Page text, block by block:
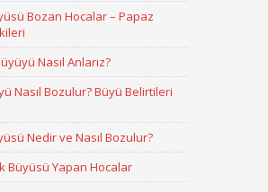
Bozan Hocalar – Papaz
Nasıl Anlarız?
Nasıl Bozulur? Büyü Belirtileri
Nedir ve Nasıl Bozulur?
Büyüsü Yapan Hocalar